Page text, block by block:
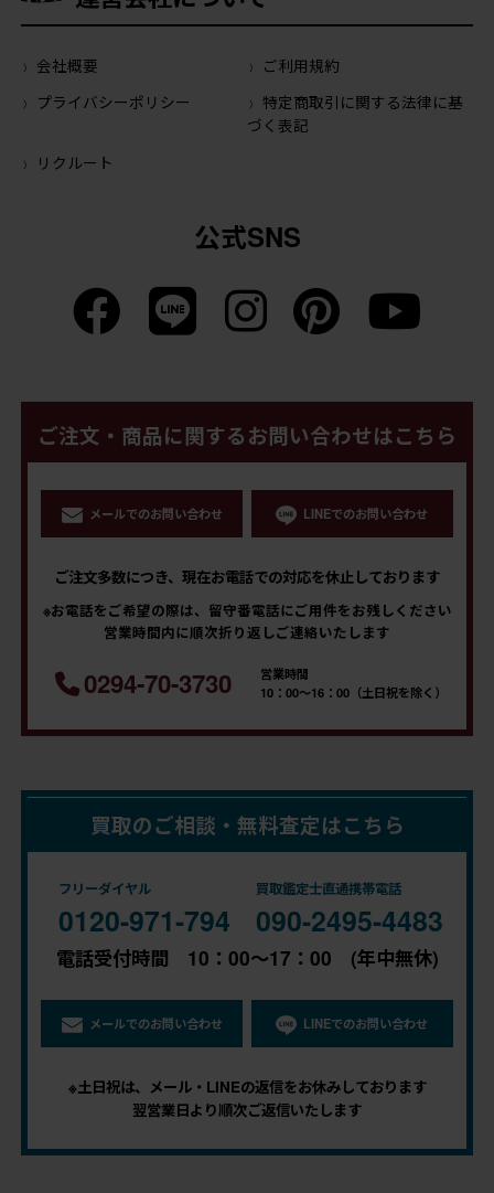
会社概要
ご利用規約
プライバシーポリシー
特定商取引に関する法律に基
づく表記
リクルート
公式SNS
ご注文・商品に関するお問い合わせはこちら
メールでのお問い合わせ LINEでのお問い合わせ
ご注文多数につき、現在お電話での対応を休止しております
※お電話をご希望の際は、留守番電話にご用件をお残しください
営業時間内に順次折り返しご連絡いたします
0294-70-3730
営業時間
10：00～16：00（土日祝を除く）
買取のご相談・無料査定はこちら
フリーダイヤル
0120-971-794
買取鑑定士直通携帯電話
090-2495-4483
電話受付時間 10：00～17：00 (年中無休)
メールでのお問い合わせ LINEでのお問い合わせ
※土日祝は、メール・LINEの返信をお休みしております
翌営業日より順次ご返信いたします